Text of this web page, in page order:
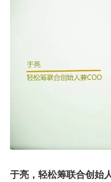
于亮，轻松筹联合创始